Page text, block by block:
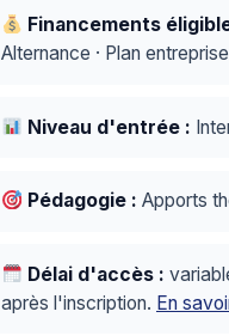
Financements
Alternance · Plan
Niveau d'entrée :
Pédagogie : Apports
Délai d'accès :
après l'inscription. En